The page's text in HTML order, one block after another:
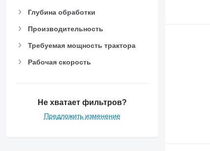
Глубина обработки
Производительность
Требуемая мощность трактора
Рабочая скорость
Не хватает фильтров?
Предложить изменение